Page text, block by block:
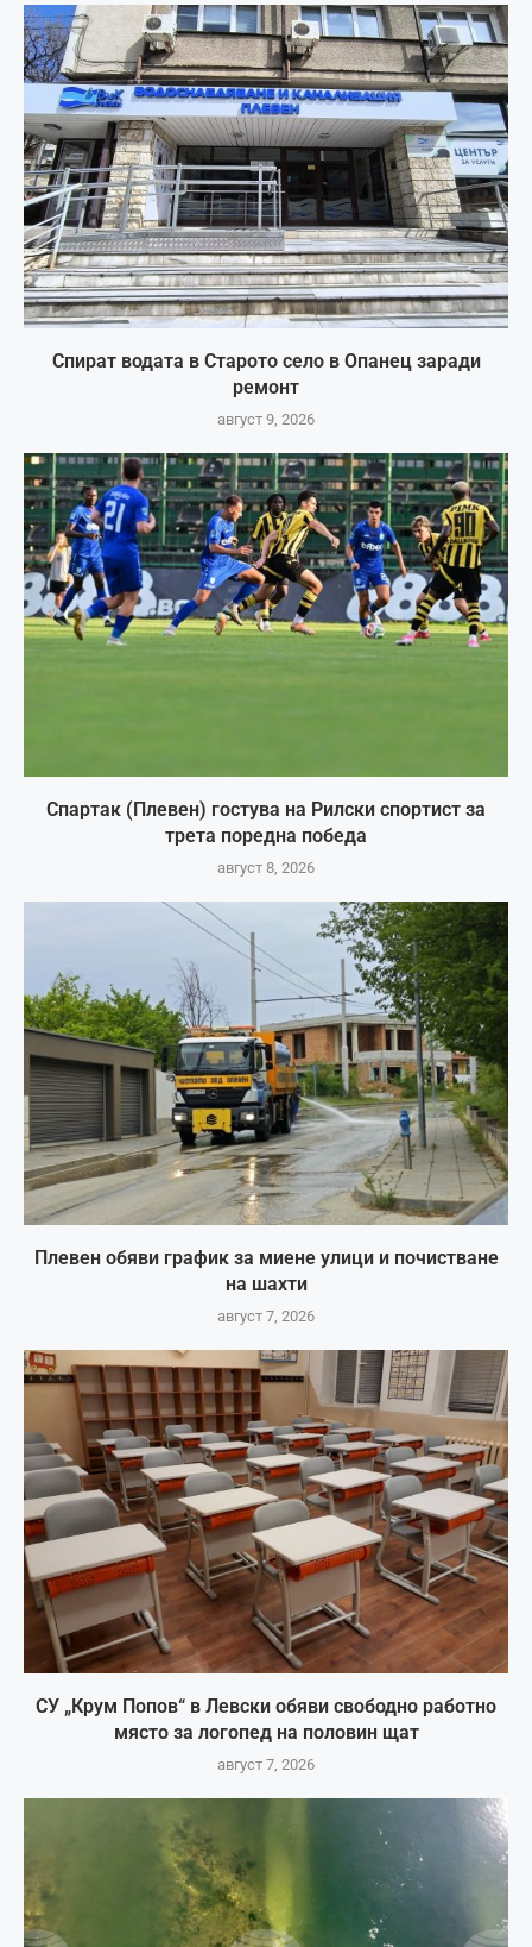
Спират водата в Старото село в Опанец заради
ремонт
август 9, 2026
Спартак (Плевен) гостува на Рилски спортист за
трета поредна победа
август 8, 2026
Плевен обяви график за миене улици и почистване
на шахти
август 7, 2026
СУ „Крум Попов“ в Левски обяви свободно работно
място за логопед на половин щат
август 7, 2026